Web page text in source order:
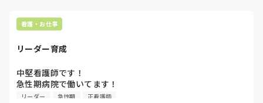
新人さんが可愛そう、と感じることもある反面、ペアの先輩
が何か処置をしているけど、ペアの新人はのんびり記録して
がいいんじゃないの？」と声をかけても、「記録終わってな
早く色々覚えたい！という、意欲があまり感じられず…これ
はPNS云々よりも、その新人の性格かな？とも思いました
が、ほとんどの新人に当てはまりました。。。時代柄でしょ
看護・お仕事
リーダー育成
中堅看護師です！
急性期病院で働いてます！
リーダーの育てかた、教えてください！教育に悩んでます💦
リーダー 急性期 正看護師